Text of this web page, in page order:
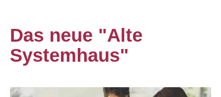
Das neue "Alte
Systemhaus"